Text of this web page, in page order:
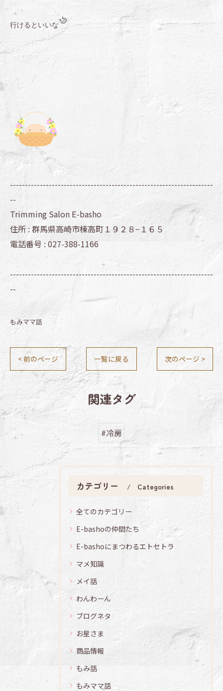
行けるといいな
--------------------------------------------------------------------
--
Trimming Salon E-basho
住所 : 群馬県高崎市棟高町１９２８−１６５
電話番号 : 027-388-1166
--------------------------------------------------------------------
--
もみママ話
< 前のページ 一覧に戻る 次のページ >
関連タグ
#冷房
カテゴリー Categories
全てのカテゴリー
E-bashoの仲間たち
E-bashoにまつわるエトセトラ
マメ知識
メイ話
わんわーん
ブログネタ
お星さま
商品情報
もみ話
もみママ話